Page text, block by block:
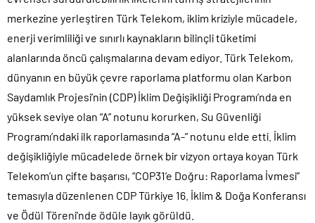
merkezine yerleştiren Türk Telekom, iklim kriziyle mücadele,
enerji verimliliği ve sınırlı kaynakların bilinçli tüketimi
alanlarında öncü çalışmalarına devam ediyor. Türk Telekom,
dünyanın en büyük çevre raporlama platformu olan Karbon
Saydamlık Projesi’nin (CDP) İklim Değişikliği Programı’nda en
yüksek seviye olan “A” notunu korurken, Su Güvenliği
Programı’ndaki ilk raporlamasında “A-” notunu elde etti. İklim
değişikliğiyle mücadelede örnek bir vizyon ortaya koyan Türk
Telekom’un çifte başarısı, “COP31’e Doğru: Raporlama İvmesi”
temasıyla düzenlenen CDP Türkiye 16. İklim & Doğa Konferansı
ve Ödül Töreni’nde ödüle layık görüldü.